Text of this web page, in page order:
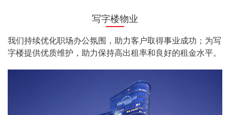
写字楼物业
我们持续优化职场办公氛围，助力客户取得事业成功；为写
字楼提供优质维护，助力保持高出租率和良好的租金水平。